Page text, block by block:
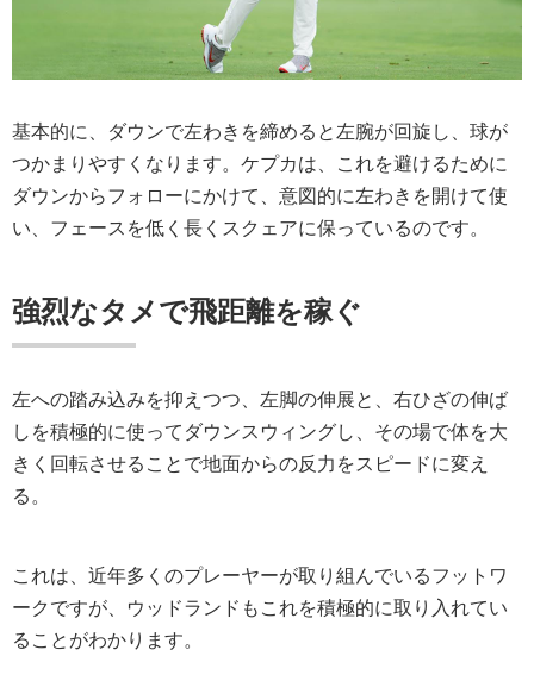
基本的に、ダウンで左わきを締めると左腕が回旋し、球が
つかまりやすくなります。ケプカは、これを避けるために
ダウンからフォローにかけて、意図的に左わきを開けて使
い、フェースを低く長くスクェアに保っているのです。
強烈なタメで飛距離を稼ぐ
左への踏み込みを抑えつつ、左脚の伸展と、右ひざの伸ば
しを積極的に使ってダウンスウィングし、その場で体を大
きく回転させることで地面からの反力をスピードに変え
る。
これは、近年多くのプレーヤーが取り組んでいるフットワ
ークですが、ウッドランドもこれを積極的に取り入れてい
ることがわかります。